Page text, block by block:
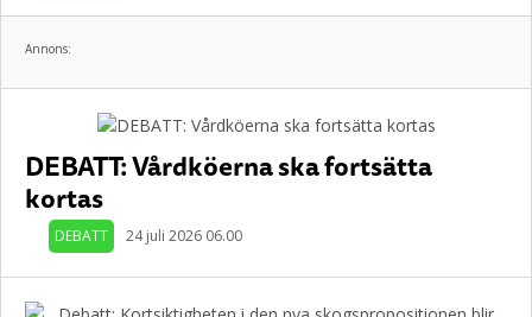
Annons:
DEBATT: Vårdköerna ska fortsätta
kortas
DEBATT 24 juli 2026 06.00